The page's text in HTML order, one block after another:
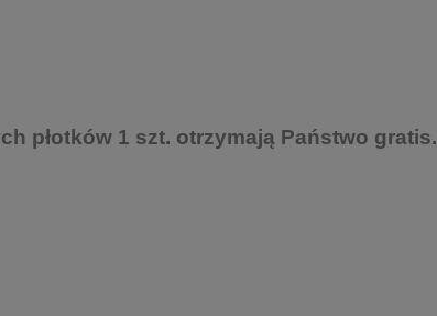
płotków 1 szt. otrzymają Państwo gratis.